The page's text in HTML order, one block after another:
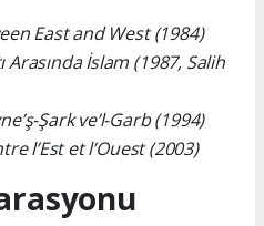
East and West (1984)
Arasında İslam (1987, Salih
Şark ve’l-Garb (1994)
l’Est et l’Ouest (2003)